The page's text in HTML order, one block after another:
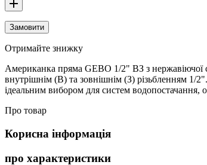
Замовити
Отримайте знижку
Американка пряма GEBO 1/2" ВЗ з нержавіючої
внутрішнім (В) та зовнішнім (З) різьбленням 1/2".
ідеальним вибором для систем водопостачання,
Про товар
Корисна інформація
про характеристики